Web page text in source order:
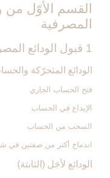
القسم الأوّل
المصرفية
1 قبول الودائع المصرفية
الودائع المتحرّكة
فتح الحساب الجاري
الإيداع في الحساب
السحب من الحساب
اندماج أكثر من صفتين في
الودائع لأجَل (الثابتة)